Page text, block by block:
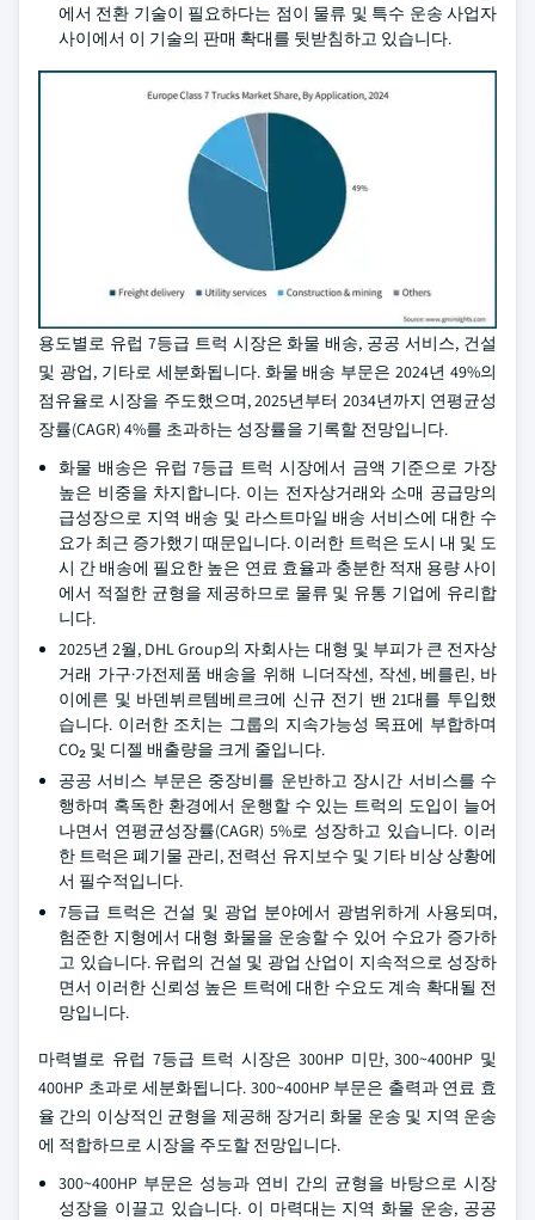
에서 전환 기술이 필요하다는 점이 물류 및 특수 운송 사업자
사이에서 이 기술의 판매 확대를 뒷받침하고 있습니다.
용도별로 유럽 7등급 트럭 시장은 화물 배송, 공공 서비스, 건설
및 광업, 기타로 세분화됩니다. 화물 배송 부문은 2024년 49%의
점유율로 시장을 주도했으며, 2025년부터 2034년까지 연평균성
장률(CAGR) 4%를 초과하는 성장률을 기록할 전망입니다.
화물 배송은 유럽 7등급 트럭 시장에서 금액 기준으로 가장
높은 비중을 차지합니다. 이는 전자상거래와 소매 공급망의
급성장으로 지역 배송 및 라스트마일 배송 서비스에 대한 수
요가 최근 증가했기 때문입니다. 이러한 트럭은 도시 내 및 도
시 간 배송에 필요한 높은 연료 효율과 충분한 적재 용량 사이
에서 적절한 균형을 제공하므로 물류 및 유통 기업에 유리합
니다.
2025년 2월, DHL Group의 자회사는 대형 및 부피가 큰 전자상
거래 가구·가전제품 배송을 위해 니더작센, 작센, 베를린, 바
이에른 및 바덴뷔르템베르크에 신규 전기 밴 21대를 투입했
습니다. 이러한 조치는 그룹의 지속가능성 목표에 부합하며
CO₂ 및 디젤 배출량을 크게 줄입니다.
공공 서비스 부문은 중장비를 운반하고 장시간 서비스를 수
행하며 혹독한 환경에서 운행할 수 있는 트럭의 도입이 늘어
나면서 연평균성장률(CAGR) 5%로 성장하고 있습니다. 이러
한 트럭은 폐기물 관리, 전력선 유지보수 및 기타 비상 상황에
서 필수적입니다.
7등급 트럭은 건설 및 광업 분야에서 광범위하게 사용되며,
험준한 지형에서 대형 화물을 운송할 수 있어 수요가 증가하
고 있습니다. 유럽의 건설 및 광업 산업이 지속적으로 성장하
면서 이러한 신뢰성 높은 트럭에 대한 수요도 계속 확대될 전
망입니다.
마력별로 유럽 7등급 트럭 시장은 300HP 미만, 300~400HP 및
400HP 초과로 세분화됩니다. 300~400HP 부문은 출력과 연료 효
율 간의 이상적인 균형을 제공해 장거리 화물 운송 및 지역 운송
에 적합하므로 시장을 주도할 전망입니다.
300~400HP 부문은 성능과 연비 간의 균형을 바탕으로 시장
성장을 이끌고 있습니다. 이 마력대는 지역 화물 운송, 공공